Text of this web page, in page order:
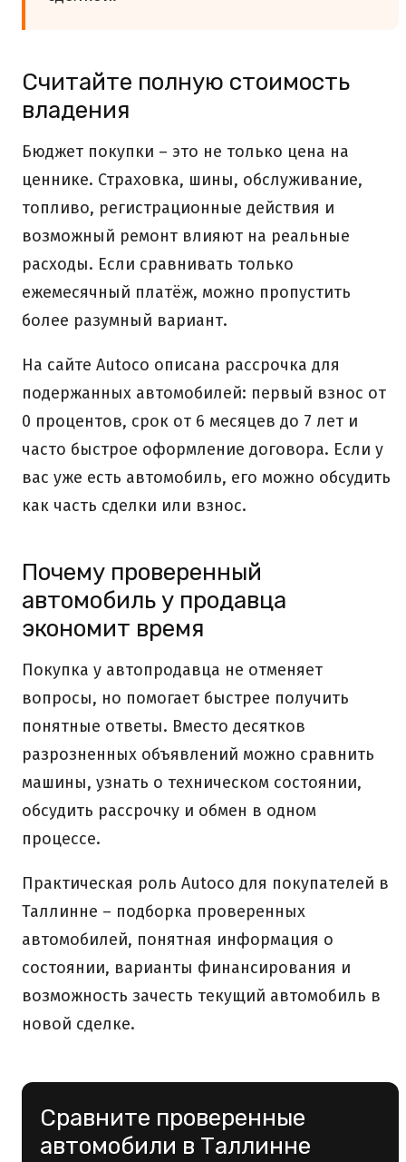
Считайте полную стоимость
владения
Бюджет покупки – это не только цена на
ценнике. Страховка, шины, обслуживание,
топливо, регистрационные действия и
возможный ремонт влияют на реальные
расходы. Если сравнивать только
ежемесячный платёж, можно пропустить
более разумный вариант.
На сайте Autoco описана рассрочка для
подержанных автомобилей: первый взнос от
0 процентов, срок от 6 месяцев до 7 лет и
часто быстрое оформление договора. Если у
вас уже есть автомобиль, его можно обсудить
как часть сделки или взнос.
Почему проверенный
автомобиль у продавца
экономит время
Покупка у автопродавца не отменяет
вопросы, но помогает быстрее получить
понятные ответы. Вместо десятков
разрозненных объявлений можно сравнить
машины, узнать о техническом состоянии,
обсудить рассрочку и обмен в одном
процессе.
Практическая роль Autoco для покупателей в
Таллинне – подборка проверенных
автомобилей, понятная информация о
состоянии, варианты финансирования и
возможность зачесть текущий автомобиль в
новой сделке.
Сравните проверенные
автомобили в Таллинне